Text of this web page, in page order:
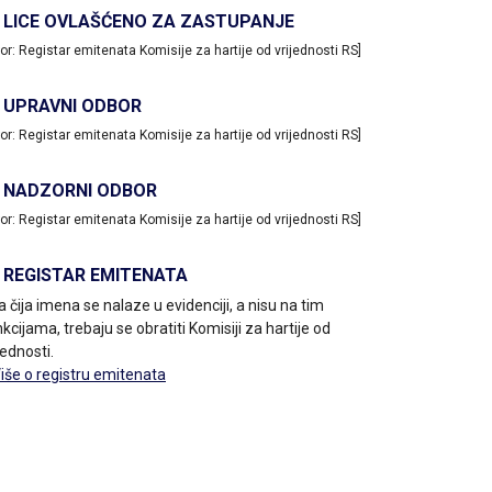
LICE OVLAŠĆENO ZA ZASTUPANJE
Registar emitenata Komisije za hartije od vrijednosti RS]
UPRAVNI ODBOR
Registar emitenata Komisije za hartije od vrijednosti RS]
NADZORNI ODBOR
Registar emitenata Komisije za hartije od vrijednosti RS]
REGISTAR EMITENATA
čija imena se nalaze u evidenciji, a nisu na tim
trebaju se obratiti Komisiji za hartije od
o registru emitenata